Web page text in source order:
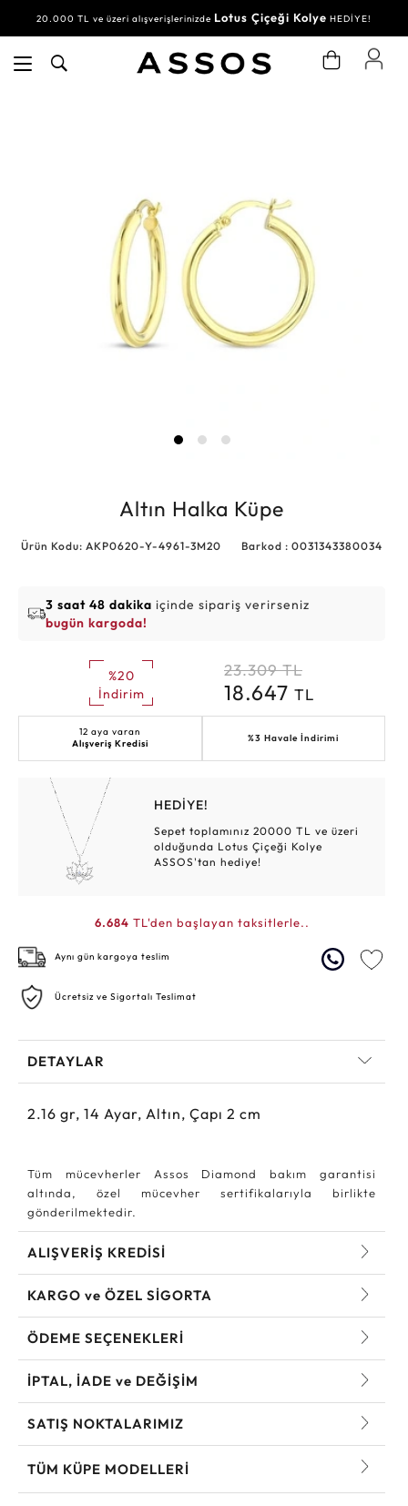
20.000 TL ve üzeri alışverişlerinizde Lotus Çiçeği Kolye HEDİYE!
Altın Halka Küpe
Ürün Kodu: AKP0620-Y-4961-3M20 Barkod : 0031343380034
3 saat 48 dakika içinde sipariş verirseniz
bugün kargoda!
%20
İndirim
23.309 TL
18.647 TL
12 aya varan
Alışveriş Kredisi
%3 Havale İndirimi
HEDİYE!
Sepet toplamınız 20000 TL ve üzeri
olduğunda Lotus Çiçeği Kolye
ASSOS'tan hediye!
6.684 TL'den başlayan taksitlerle..
Aynı gün kargoya teslim
Ücretsiz ve Sigortalı Teslimat
DETAYLAR
2.16 gr, 14 Ayar, Altın, Çapı 2 cm
Tüm mücevherler Assos Diamond bakım garantisi
altında, özel mücevher sertifikalarıyla birlikte
gönderilmektedir.
ALIŞVERİŞ KREDİSİ
KARGO ve ÖZEL SİGORTA
ÖDEME SEÇENEKLERİ
İPTAL, İADE ve DEĞİŞİM
SATIŞ NOKTALARIMIZ
TÜM KÜPE MODELLERI